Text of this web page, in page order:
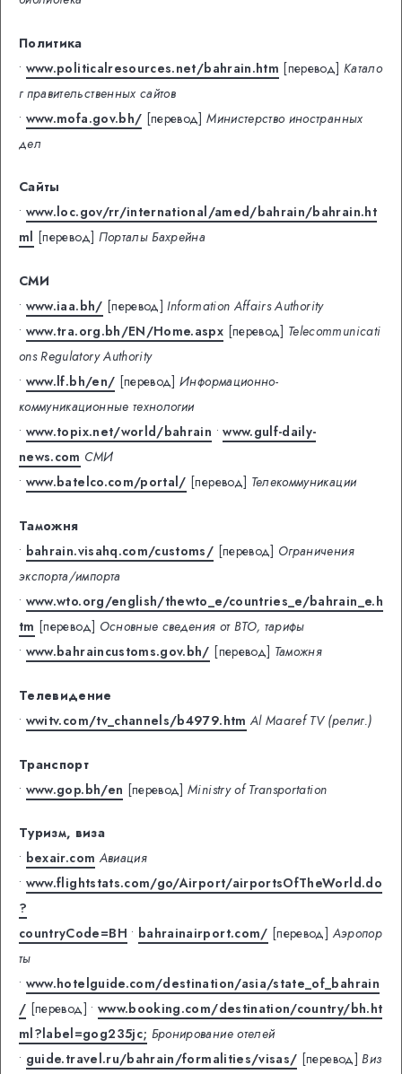
Политика
• www.politicalresources.net/bahrain.htm [перевод] Катало
г правительственных сайтов
• www.mofa.gov.bh/ [перевод] Министерство иностранных
дел
Сайты
• www.loc.gov/rr/international/amed/bahrain/bahrain.ht
ml [перевод] Порталы Бахрейна
СМИ
• www.iaa.bh/ [перевод] Information Affairs Authority
• www.tra.org.bh/EN/Home.aspx [перевод] Telecommunicati
ons Regulatory Authority
• www.lf.bh/en/ [перевод] Информационно-
коммуникационные технологии
• www.topix.net/world/bahrain •www.gulf-daily-
news.com СМИ
• www.batelco.com/portal/ [перевод] Телекоммуникации
Таможня
• bahrain.visahq.com/customs/ [перевод] Ограничения
экспорта/импорта
• www.wto.org/english/thewto_e/countries_e/bahrain_e.h
tm [перевод] Основные сведения от ВТО, тарифы
• www.bahraincustoms.gov.bh/ [перевод] Таможня
Телевидение
• wwitv.com/tv_channels/b4979.htm Al Maaref TV (религ.)
Транспорт
• www.gop.bh/en [перевод] Ministry of Transportation
Туризм, виза
• bexair.com Авиация
• www.flightstats.com/go/Airport/airportsOfTheWorld.do
?
countryCode=BH • bahrainairport.com/ [перевод] Аэропор
ты
• www.hotelguide.com/destination/asia/state_of_bahrain
/ [перевод] • www.booking.com/destination/country/bh.ht
ml?label=gog235jc; Бронирование отелей
• guide.travel.ru/bahrain/formalities/visas/ [перевод] Виз